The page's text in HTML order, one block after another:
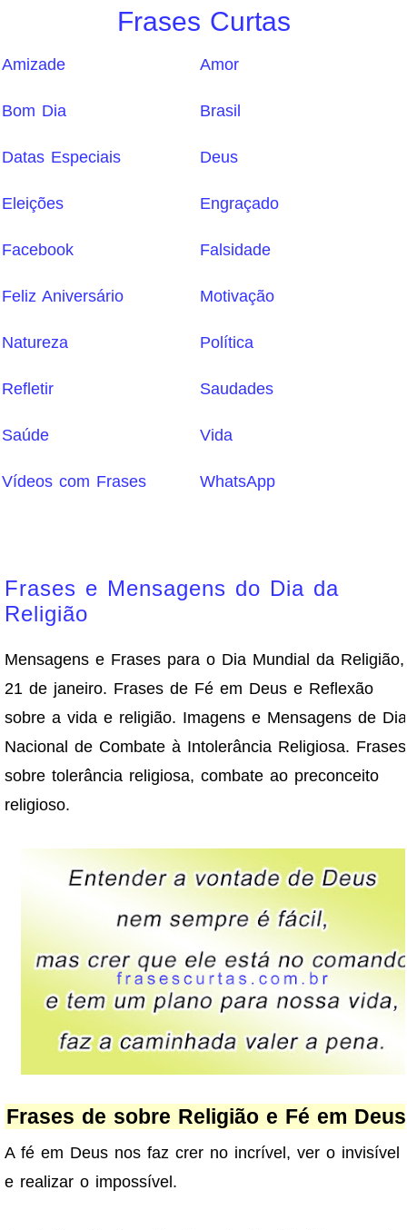
Frases Curtas
Amizade Amor
Bom Dia Brasil
Datas Especiais Deus
Eleições Engraçado
Facebook Falsidade
Feliz Aniversário Motivação
Natureza Política
Refletir Saudades
Saúde Vida
Vídeos com Frases WhatsApp
Frases e Mensagens do Dia da
Religião
Mensagens e Frases para o Dia Mundial da Religião,
21 de janeiro. Frases de Fé em Deus e Reflexão
sobre a vida e religião. Imagens e Mensagens de Dia
Nacional de Combate à Intolerância Religiosa. Frases
sobre tolerância religiosa, combate ao preconceito
religioso.
Frases de sobre Religião e Fé em Deus
A fé em Deus nos faz crer no incrível, ver o invisível
e realizar o impossível.